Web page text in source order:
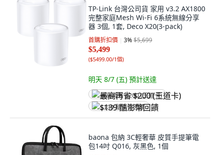
TP-Link 台灣公司貨 家用 v3.2 AX1800
完整家庭Mesh Wi-Fi 6系統無線分享
器 3個, 1套, Deco X20(3-pack)
首購折扣價 3%$5,699
$5,499
($5499.00/1個)
明天 8/7 (五) 預計送達
最高再省 $200 (王道卡)
$139 酷澎幣回饋
baona 包納 3C輕奢華 皮質手提筆電
包14吋 Q016, 灰黑色, 1個